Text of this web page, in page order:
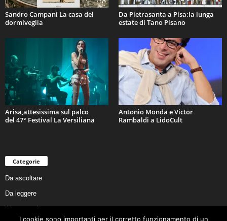
Sandro Campani La casa del
dormiveglia
Da Pietrasanta a Pisa:la lunga
estate di Tano Pisano
Arisa,attesissima sul palco
del 47° Festival La Versiliana
Antonio Monda e Victor
Rambaldi a LidoCult
Categorie
Da ascoltare
Da leggere
Da non perdere
I cookie sono importanti per il corretto funzionamento di un